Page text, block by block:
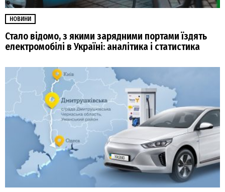
НОВИНИ
Стало відомо, з якими зарядними портами їздять
електромобілі в Україні: аналітика і статистика